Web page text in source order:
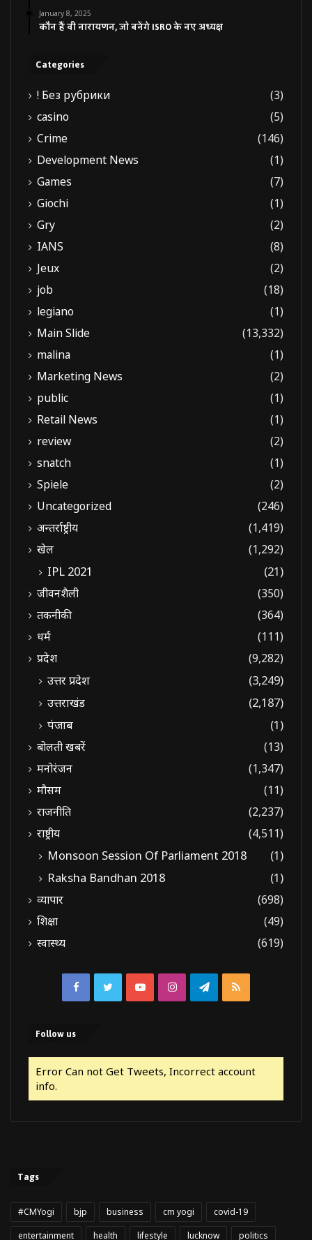
January 8, 2025
कौन हैं वी नारायणन, जो बनेंगे ISRO के नए अध्यक्ष
Categories
! Без рубрики
(3)
casino
(5)
Crime
(146)
Development News
(1)
Games
(7)
Giochi
(1)
Gry
(2)
IANS
(8)
Jeux
(2)
job
(18)
legiano
(1)
Main Slide
(13,332)
malina
(1)
Marketing News
(2)
public
(1)
Retail News
(1)
review
(2)
snatch
(1)
Spiele
(2)
Uncategorized
(246)
अन्तर्राष्ट्रीय
(1,419)
खेल
(1,292)
IPL 2021 (21)
जीवनशैली
(350)
तकनीकी
(364)
धर्म
(111)
प्रदेश
(9,282)
उत्तर प्रदेश
(3,249)
उत्तराखंड
(2,187)
पंजाब
(1)
बोलती खबरें
(13)
मनोरंजन
(1,347)
मौसम
(11)
राजनीति
(2,237)
राष्ट्रीय
(4,511)
Monsoon Session Of Parliament 2018
(1)
Raksha Bandhan 2018
(1)
व्यापार
(698)
शिक्षा
(49)
स्वास्थ्य
(619)
FacebookTwitterYouTubeInstagramTelegram
RSS
Follow us
Error Can not Get Tweets, Incorrect account
info.
Tags
#CMYogi bjp business cm yogi
covid-19
entertainment
health lifestyle lucknow politics